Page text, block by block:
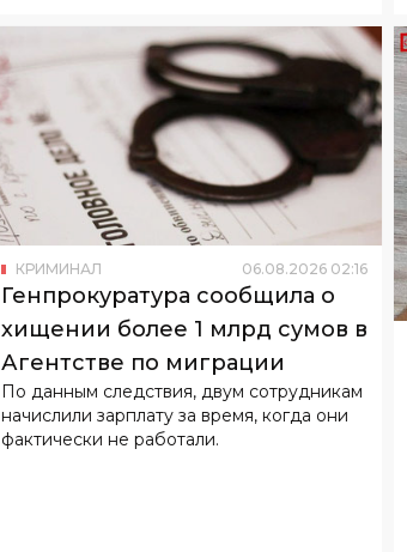
КРИМИНАЛ 06.08.2026 02:16
Генпрокуратура сообщила о
хищении более 1 млрд сумов в
Агентстве по миграции
По данным следствия, двум сотрудникам
начислили зарплату за время, когда они
фактически не работали.